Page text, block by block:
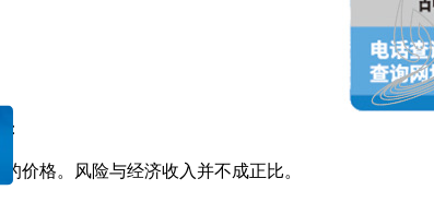
的价格。风险与经济收入并不成正比。